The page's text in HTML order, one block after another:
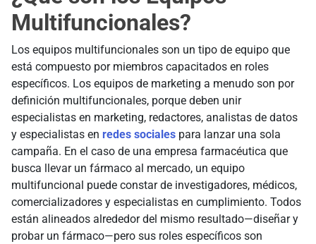
Multifuncionales?
Los equipos multifuncionales son un tipo de equipo que
está compuesto por miembros capacitados en roles
específicos. Los equipos de marketing a menudo son por
definición multifuncionales, porque deben unir
especialistas en marketing, redactores, analistas de datos
y especialistas en redes sociales para lanzar una sola
campaña. En el caso de una empresa farmacéutica que
busca llevar un fármaco al mercado, un equipo
multifuncional puede constar de investigadores, médicos,
comercializadores y especialistas en cumplimiento. Todos
están alineados alrededor del mismo resultado—diseñar y
probar un fármaco—pero sus roles específicos son